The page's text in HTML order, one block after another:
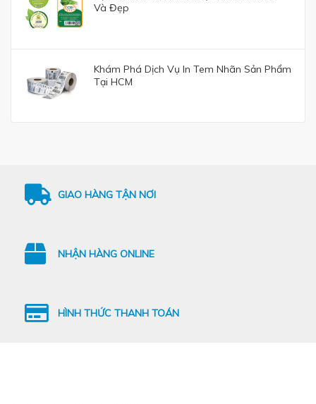
Và Đẹp
Khám Phá Dịch Vụ In Tem Nhãn Sản Phẩm
Tại HCM
GIAO HÀNG TẬN NƠI
NHẬN HÀNG ONLINE
HÌNH THỨC THANH TOÁN